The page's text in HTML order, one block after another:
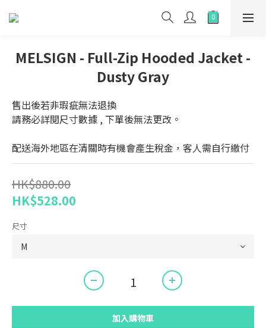
MELSIGN - Full-Zip Hooded Jacket -
Dusty Gray
售出後若非瑕疵無法退換
請務必詳閱尺寸數據 , 下單後無法更改。
配送海外地區在清關時有機會產生稅金，客人需自行繳付
HK$880.00
HK$528.00
尺寸
加入購物車